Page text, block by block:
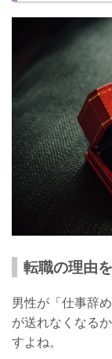
転職の理由
男性が「仕事辞
が送れなくなる
すよね。